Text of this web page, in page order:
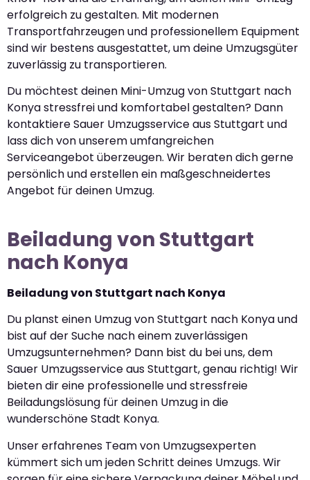
erfolgreich zu gestalten. Mit modernen
Transportfahrzeugen und professionellem Equipment
sind wir bestens ausgestattet, um deine Umzugsgüter
zuverlässig zu transportieren.
Du möchtest deinen Mini-Umzug von Stuttgart nach
Konya stressfrei und komfortabel gestalten? Dann
kontaktiere Sauer Umzugsservice aus Stuttgart und
lass dich von unserem umfangreichen
Serviceangebot überzeugen. Wir beraten dich gerne
persönlich und erstellen ein maßgeschneidertes
Angebot für deinen Umzug.
Beiladung von Stuttgart
nach Konya
Beiladung von Stuttgart nach Konya
Du planst einen Umzug von Stuttgart nach Konya und
bist auf der Suche nach einem zuverlässigen
Umzugsunternehmen? Dann bist du bei uns, dem
Sauer Umzugsservice aus Stuttgart, genau richtig! Wir
bieten dir eine professionelle und stressfreie
Beiladungslösung für deinen Umzug in die
wunderschöne Stadt Konya.
Unser erfahrenes Team von Umzugsexperten
kümmert sich um jeden Schritt deines Umzugs. Wir